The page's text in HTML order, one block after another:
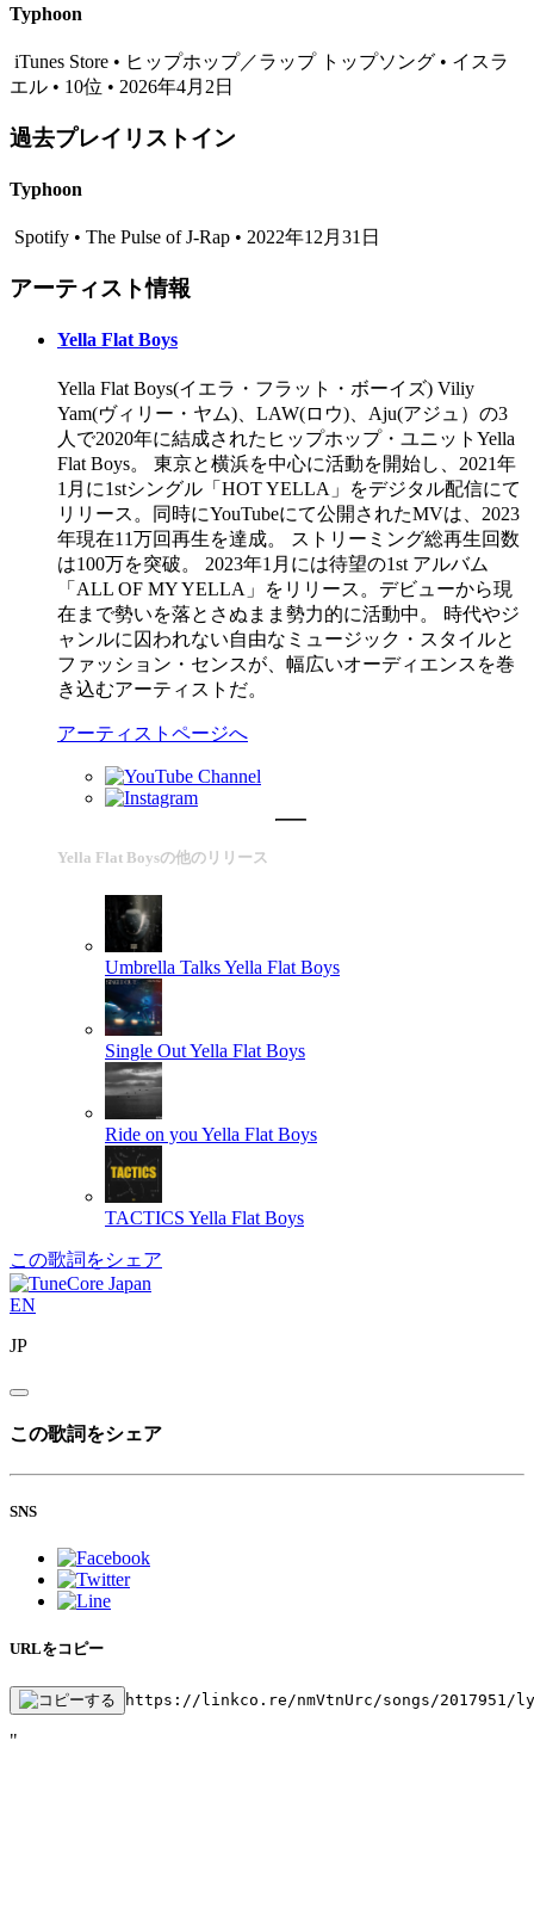
Typhoon
iTunes Store • ヒップホップ／ラップ トップソング • イスラ
エル • 10位 • 2026年4月2日
過去プレイリストイン
Typhoon
Spotify • The Pulse of J-Rap • 2022年12月31日
アーティスト情報
Yella Flat Boys
Yella Flat Boys(イエラ・フラット・ボーイズ) Viliy
Yam(ヴィリー・ヤム)、LAW(ロウ)、Aju(アジュ）の3
人で2020年に結成されたヒップホップ・ユニットYella
Flat Boys。 東京と横浜を中心に活動を開始し、2021年
1月に1stシングル「HOT YELLA」をデジタル配信にて
リリース。同時にYouTubeにて公開されたMVは、2023
年現在11万回再生を達成。 ストリーミング総再生回数
は100万を突破。 2023年1月には待望の1st アルバム
「ALL OF MY YELLA」をリリース。デビューから現
在まで勢いを落とさぬまま勢力的に活動中。 時代やジ
ャンルに囚われない自由なミュージック・スタイルと
ファッション・センスが、幅広いオーディエンスを巻
き込むアーティストだ。
アーティストページへ
Yella Flat Boysの他のリリース
Umbrella TalksYella Flat Boys
Single OutYella Flat Boys
Ride on you Yella Flat Boys
TACTICS Yella Flat Boys
この歌詞をシェア
EN
JP
この歌詞をシェア
SNS
URLをコピー
https://linkco.re/nmVtnUrc/songs/2017951/
"